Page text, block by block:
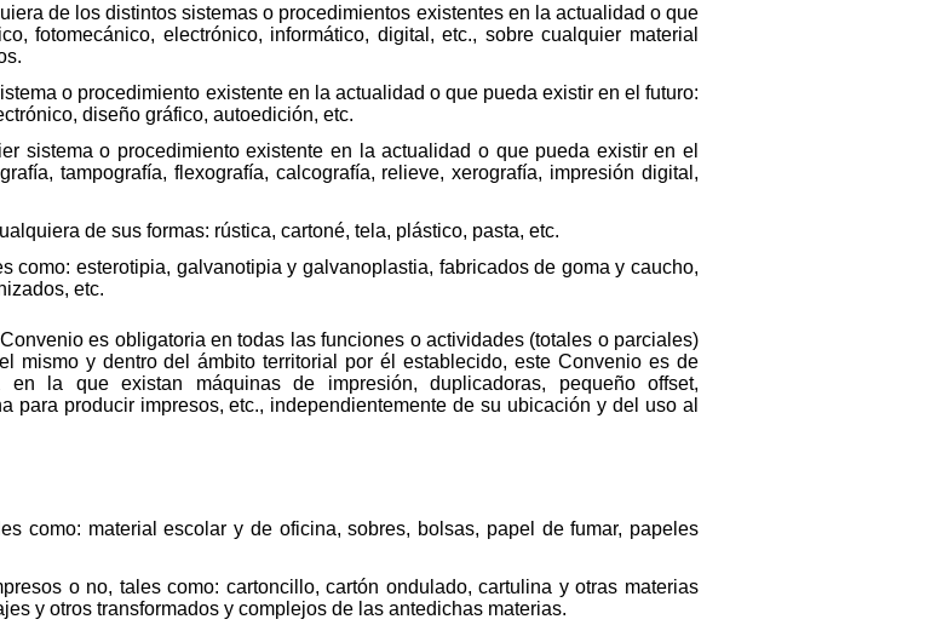
de los distintos sistemas o procedimientos existentes en la actualidad o que
fotomecánico, electrónico, informático, digital, etc., sobre cualquier material
o procedimiento existente en la actualidad o que pueda existir en el futuro:
diseño gráfico, autoedición, etc.
sistema o procedimiento existente en la actualidad o que pueda existir en el
tampografía, flexografía, calcografía, relieve, xerografía, impresión digital,
de sus formas: rústica, cartoné, tela, plástico, pasta, etc.
como: esterotipia, galvanotipia y galvanoplastia, fabricados de goma y caucho,
etc.
es obligatoria en todas las funciones o actividades (totales o parciales)
mismo y dentro del ámbito territorial por él establecido, este Convenio es de
la que existan máquinas de impresión, duplicadoras, pequeño offset,
para producir impresos, etc., independientemente de su ubicación y del uso al
como: material escolar y de oficina, sobres, bolsas, papel de fumar, papeles
o no, tales como: cartoncillo, cartón ondulado, cartulina y otras materias
y otros transformados y complejos de las antedichas materias.